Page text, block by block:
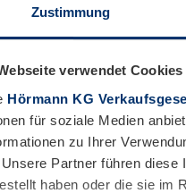
Zustimmung
verwendet Cookies
Hörmann KG
für soziale Medien
zu Ihrer
Partner führen
haben oder die sie im